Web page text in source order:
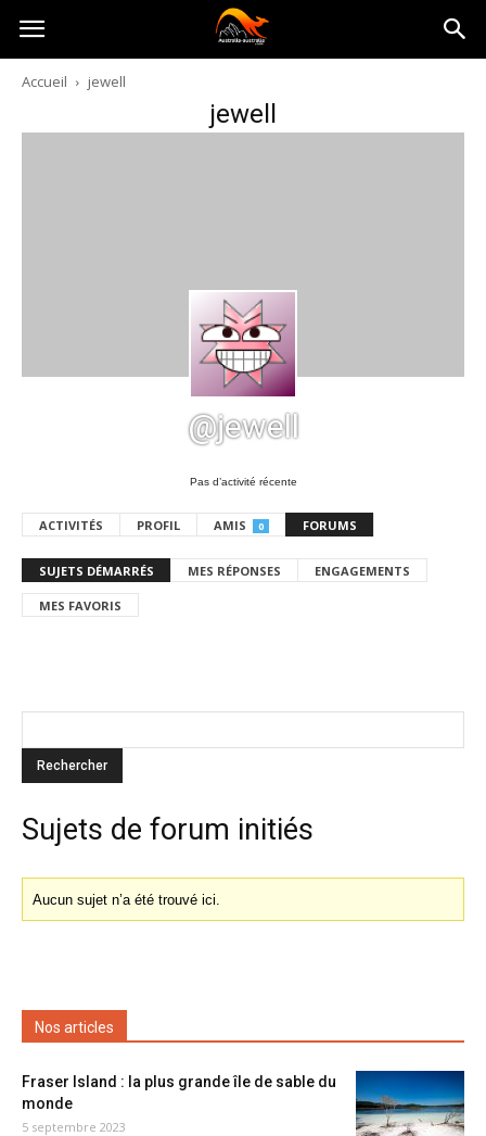
Australia-
australie.com
Accueil jewell
jewell
@jewell
Pas d’activité récente
ACTIVITÉS PROFIL AMIS 0 FORUMS
SUJETS DÉMARRÉS MES RÉPONSES ENGAGEMENTS
MES FAVORIS
Sujets de forum initiés
Aucun sujet n’a été trouvé ici.
Nos articles
Fraser Island : la plus grande île de sable du
monde
5 septembre 2023